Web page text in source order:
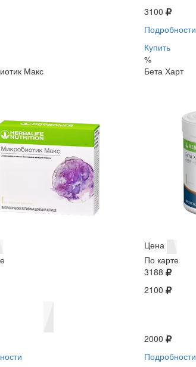
3100
Подробности
Купить
%
Макс Бета Харт
Цена
По карте
3188
2100
2000
Подробности